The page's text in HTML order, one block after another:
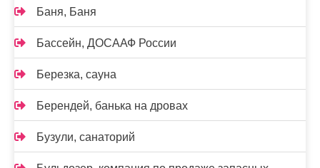
Баня, Баня
Бассейн, ДОСААФ России
Березка, сауна
Берендей, банька на дровах
Бузули, санаторий